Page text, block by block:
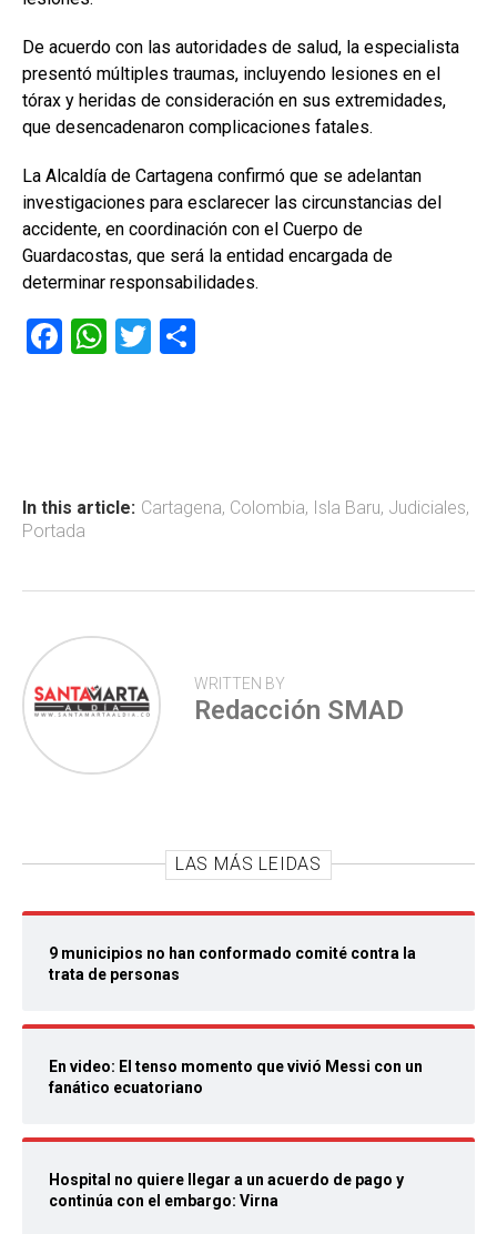
De acuerdo con las autoridades de salud, la especialista
presentó múltiples traumas, incluyendo lesiones en el
tórax y heridas de consideración en sus extremidades,
que desencadenaron complicaciones fatales.
La Alcaldía de Cartagena confirmó que se adelantan
investigaciones para esclarecer las circunstancias del
accidente, en coordinación con el Cuerpo de
Guardacostas, que será la entidad encargada de
determinar responsabilidades.
F
ok
W
p
T
tir
In this article: Cartagena, Colombia, Isla Baru, Judiciales,
Portada
WRITTEN BY
Redacción SMAD
LAS MÁS LEIDAS
9 municipios no han conformado comité contra la
trata de personas
En video: El tenso momento que vivió Messi con un
fanático ecuatoriano
Hospital no quiere llegar a un acuerdo de pago y
continúa con el embargo: Virna